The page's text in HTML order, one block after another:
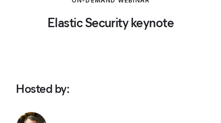
Elastic Security keynote
Hosted by: